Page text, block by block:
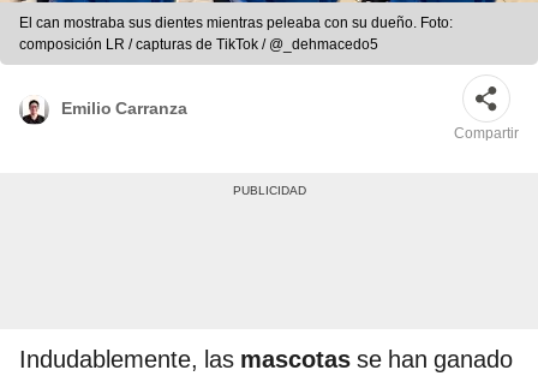
El can mostraba sus dientes mientras peleaba con su dueño. Foto:
composición LR / capturas de TikTok / @_dehmacedo5
Emilio Carranza
Compartir
Indudablemente, las mascotas se han ganado